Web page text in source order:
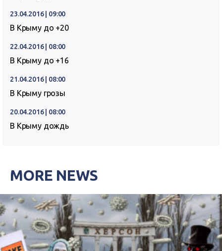
23.04.2016 | 09:00
В Крыму до +20
22.04.2016 | 08:00
В Крыму до +16
21.04.2016 | 08:00
В Крыму грозы
20.04.2016 | 08:00
В Крыму дождь
MORE NEWS